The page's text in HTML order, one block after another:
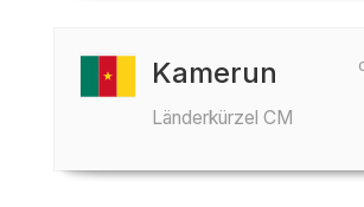
Kamerun
Länderkürzel CM